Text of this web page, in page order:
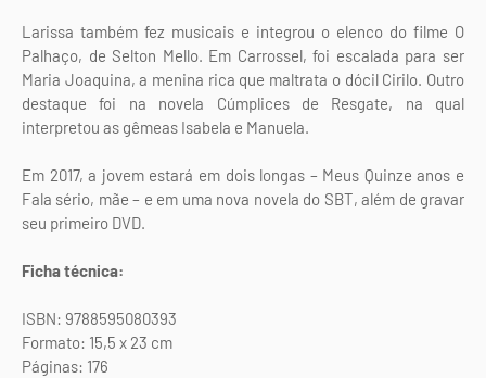
Larissa também fez musicais e integrou o elenco do filme O
Palhaço, de Selton Mello. Em Carrossel, foi escalada para ser
Maria Joaquina, a menina rica que maltrata o dócil Cirilo. Outro
destaque foi na novela Cúmplices de Resgate, na qual
interpretou as gêmeas Isabela e Manuela.
Em 2017, a jovem estará em dois longas – Meus Quinze anos e
Fala sério, mãe – e em uma nova novela do SBT, além de gravar
seu primeiro DVD.
Ficha técnica:
ISBN: 9788595080393
Formato: 15,5 x 23 cm
Páginas: 176